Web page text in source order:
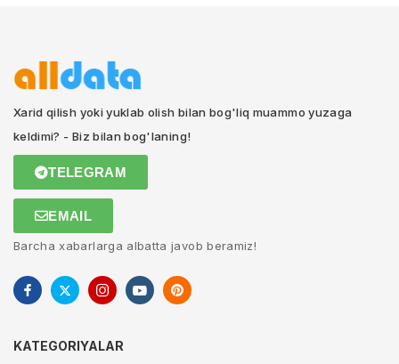
Xarid qilish yoki yuklab olish bilan bog'liq muammo yuzaga
keldimi? - Biz bilan bog'laning!
TELEGRAM
EMAIL
Barcha xabarlarga albatta javob beramiz!
KATEGORIYALAR